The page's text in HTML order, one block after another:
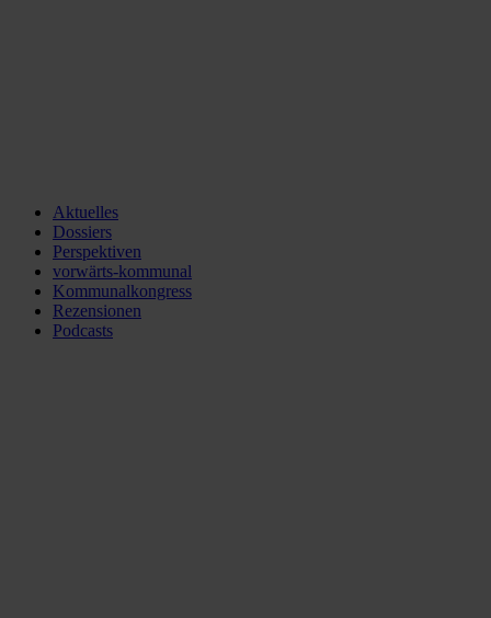
Aktuelles
Dossiers
Perspektiven
vorwärts-kommunal
Kommunalkongress
Rezensionen
Podcasts